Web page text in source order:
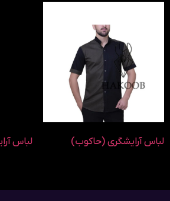
لباس آرایشگری (حاکوب) لباس